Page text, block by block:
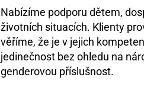
Nabízíme podporu dětem,
životních situacích. Klienty
věříme, že je v jejich
jedinečnost bez ohledu na
genderovou příslušnost.